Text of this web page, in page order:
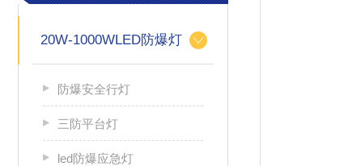
20W-1000WLED防爆灯
防爆安全行灯
三防平台灯
led防爆应急灯